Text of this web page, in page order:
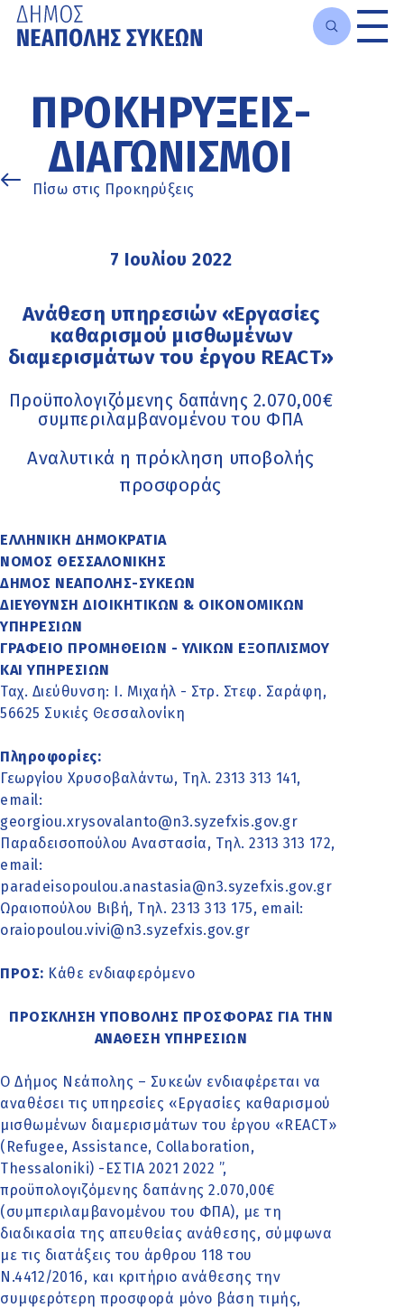
κυρίως
περιεχόμενο
ΠΡΟΚΗΡΎΞΕΙΣ-
ΔΙΑΓΩΝΙΣΜΟΊ
Πίσω στις Προκηρύξεις
7 Ιουλίου 2022
Ανάθεση υπηρεσιών «Εργασίες
καθαρισμού μισθωμένων
διαμερισμάτων του έργου REACT»
Προϋπολογιζόμενης δαπάνης 2.070,00€
συμπεριλαμβανομένου του ΦΠΑ
Αναλυτικά η πρόκληση υποβολής
προσφοράς
ΕΛΛΗΝΙΚΗ ΔΗΜΟΚΡΑΤΙΑ
ΝΟΜΟΣ ΘΕΣΣΑΛΟΝΙΚΗΣ
ΔΗΜΟΣ ΝΕΑΠΟΛΗΣ-ΣΥΚΕΩΝ
ΔΙΕΥΘΥΝΣΗ ΔΙΟΙΚΗΤΙΚΩΝ & ΟΙΚΟΝΟΜΙΚΩΝ
ΥΠΗΡΕΣΙΩΝ
ΓΡΑΦΕΙΟ ΠΡΟΜΗΘΕΙΩΝ - ΥΛΙΚΩΝ ΕΞΟΠΛΙΣΜΟΥ
ΚΑΙ ΥΠΗΡΕΣΙΩΝ
Ταχ. Διεύθυνση: Ι. Μιχαήλ - Στρ. Στεφ. Σαράφη,
56625 Συκιές Θεσσαλονίκη
Πληροφορίες:
Γεωργίου Χρυσοβαλάντω, Τηλ. 2313 313 141,
email:
georgiou.xrysovalanto@n3.syzefxis.gov.gr
Παραδεισοπούλου Αναστασία, Τηλ. 2313 313 172,
email:
paradeisopoulou.anastasia@n3.syzefxis.gov.gr
Ωραιοπούλου Βιβή, Τηλ. 2313 313 175, email:
oraiopoulou.vivi@n3.syzefxis.gov.gr
ΠΡΟΣ: Κάθε ενδιαφερόμενο
ΠΡΟΣΚΛΗΣΗ ΥΠΟΒΟΛΗΣ ΠΡΟΣΦΟΡΑΣ ΓΙΑ ΤΗΝ
ΑΝΑΘΕΣΗ ΥΠΗΡΕΣΙΩΝ
Ο Δήμος Νεάπολης – Συκεών ενδιαφέρεται να
αναθέσει τις υπηρεσίες «Εργασίες καθαρισμού
μισθωμένων διαμερισμάτων του έργου «REACT»
(Refugee, Assistance, Collaboration,
Thessaloniki) -ΕΣΤΙΑ 2021 2022 ”,
προϋπολογιζόμενης δαπάνης 2.070,00€
(συμπεριλαμβανομένου του ΦΠΑ), με τη
διαδικασία της απευθείας ανάθεσης, σύμφωνα
με τις διατάξεις του άρθρου 118 του
Ν.4412/2016, και κριτήριο ανάθεσης την
συμφερότερη προσφορά μόνο βάση τιμής,